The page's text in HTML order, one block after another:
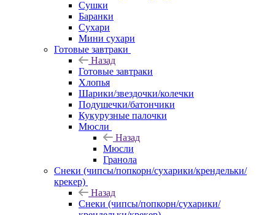
Сушки
Баранки
Сухари
Мини сухари
Готовые завтраки
Назад
Готовые завтраки
Хлопья
Шарики/звездочки/колечки
Подушечки/батончики
Кукурузные палочки
Мюсли
Назад
Мюсли
Гранола
Снеки (чипсы/попкорн/сухарики/крендельки/
крекер)
Назад
Снеки (чипсы/попкорн/сухарики/